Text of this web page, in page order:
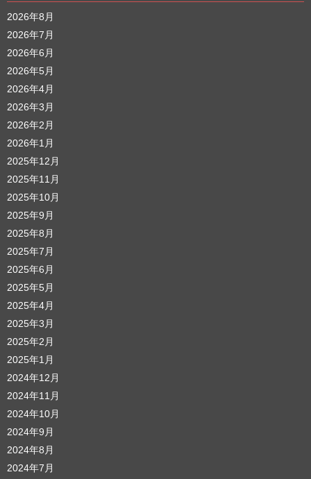
2026年8月
2026年7月
2026年6月
2026年5月
2026年4月
2026年3月
2026年2月
2026年1月
2025年12月
2025年11月
2025年10月
2025年9月
2025年8月
2025年7月
2025年6月
2025年5月
2025年4月
2025年3月
2025年2月
2025年1月
2024年12月
2024年11月
2024年10月
2024年9月
2024年8月
2024年7月